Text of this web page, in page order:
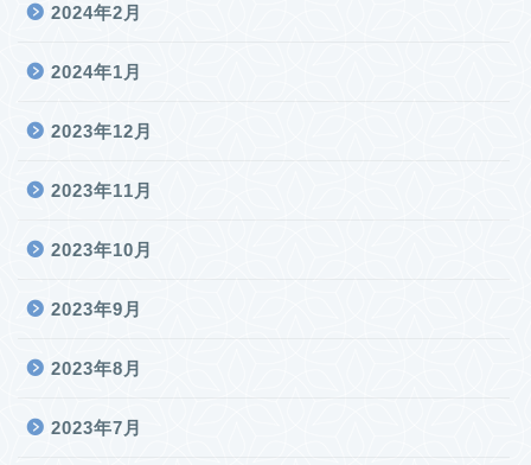
2024年2月
2024年1月
2023年12月
2023年11月
2023年10月
2023年9月
2023年8月
2023年7月